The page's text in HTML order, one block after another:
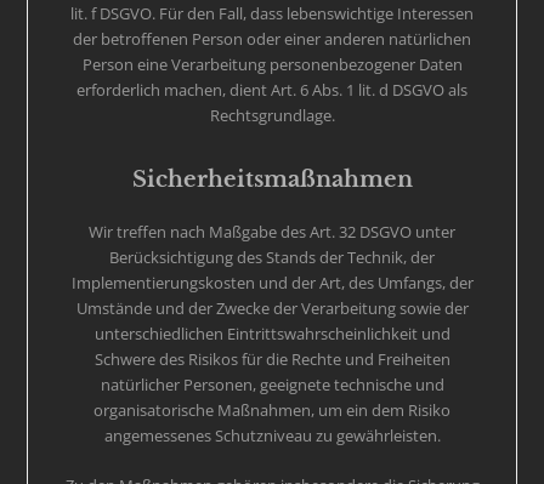
lit. f DSGVO. Für den Fall, dass lebenswichtige Interessen
der betroffenen Person oder einer anderen natürlichen
Person eine Verarbeitung personenbezogener Daten
erforderlich machen, dient Art. 6 Abs. 1 lit. d DSGVO als
Rechtsgrundlage.
Sicherheitsmaßnahmen
Wir treffen nach Maßgabe des Art. 32 DSGVO unter
Berücksichtigung des Stands der Technik, der
Implementierungskosten und der Art, des Umfangs, der
Umstände und der Zwecke der Verarbeitung sowie der
unterschiedlichen Eintrittswahrscheinlichkeit und
Schwere des Risikos für die Rechte und Freiheiten
natürlicher Personen, geeignete technische und
organisatorische Maßnahmen, um ein dem Risiko
angemessenes Schutzniveau zu gewährleisten.